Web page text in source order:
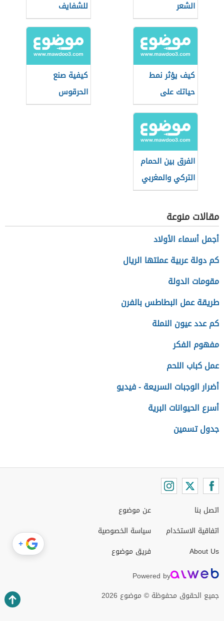
الشعر
للشفايف
كيف يؤثر نمط
حياتك على
طاقتك الإيجابية؟
كيفية صنع
الحرقوس
التونسي
الفرق بين الحمام
التركي والمغربي
مقالات منوعة
أجمل أسماء الأولاد
كم دولة عربية عملتها الريال
مقومات الدولة
طريقة عمل البطاطس بالفرن
كم عدد عيون النملة
مفهوم الفكر
عمل كباب اللحم
أضرار الوجبات السريعة - فيديو
أسرع الحيوانات البرية
جدول تسمين
اتصل بنا
اتفاقية الاستخدام
About Us
عن موضوع
سياسة الخصوصية
فريق موضوع
Powered by
جميع الحقوق محفوظة © موضوع 2026
+